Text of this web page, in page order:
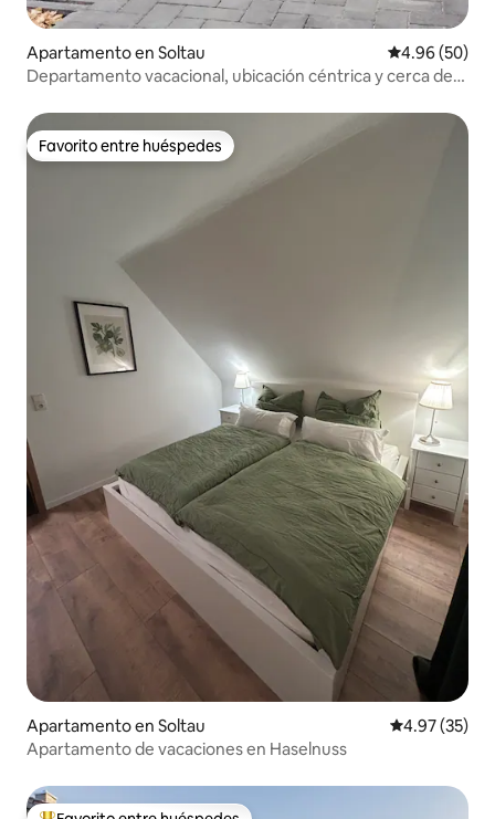
Apartamento en Soltau Calificación
4.96 (50)
Departamento vacacional, ubicación céntrica y cerca de
Favorito entre huéspedes
Favorito entre huéspedes
Apartamento en Soltau Calificación
4.97 (35)
Apartamento de vacaciones en Haselnuss